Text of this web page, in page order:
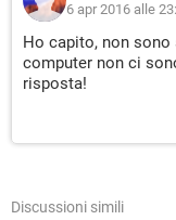
6 apr 2016 alle
Ho capito, non
computer non ci
risposta!
Discussioni simili